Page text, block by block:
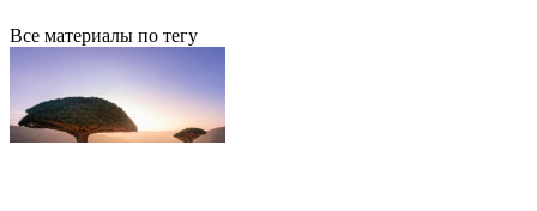
Все материалы по тегу